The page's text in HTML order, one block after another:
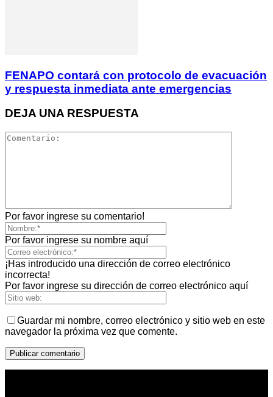
FENAPO contará con protocolo de evacuación
y respuesta inmediata ante emergencias
DEJA UNA RESPUESTA
Por favor ingrese su comentario!
Por favor ingrese su nombre aquí
¡Has introducido una dirección de correo electrónico
incorrecta!
Por favor ingrese su dirección de correo electrónico aquí
Guardar mi nombre, correo electrónico y sitio web en este
navegador la próxima vez que comente.